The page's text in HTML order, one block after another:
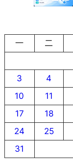
一
二
3
4
10
11
17
18
24
25
31